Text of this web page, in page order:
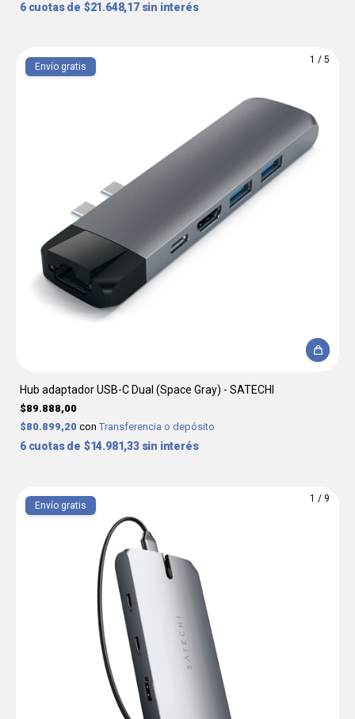
6 $21.648,17 sin interés
1 / 5
Envío gratis
Hub adaptador USB-C Dual (Space Gray) - SATECHI
$89.888,00
$80.899,20 con Transferencia o depósito
6 $14.981,33 sin interés
1 / 9
Envío gratis